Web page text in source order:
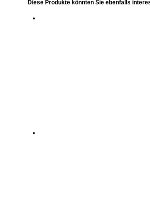
Diese Produkte könnten Sie ebenfalls